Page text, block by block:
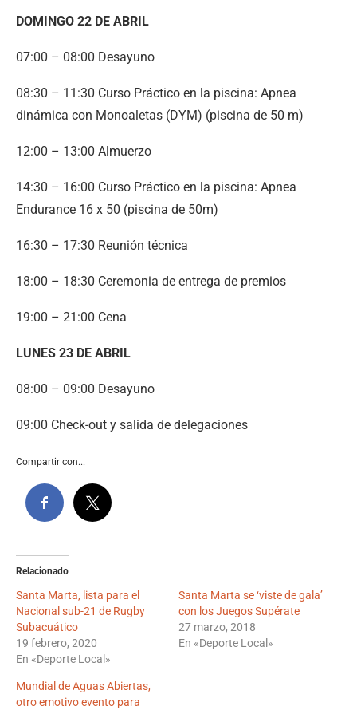
DOMINGO 22 DE ABRIL
07:00 – 08:00 Desayuno
08:30 – 11:30 Curso Práctico en la piscina: Apnea
dinámica con Monoaletas (DYM) (piscina de 50 m)
12:00 – 13:00 Almuerzo
14:30 – 16:00 Curso Práctico en la piscina: Apnea
Endurance 16 x 50 (piscina de 50m)
16:30 – 17:30 Reunión técnica
18:00 – 18:30 Ceremonia de entrega de premios
19:00 – 21:00 Cena
LUNES 23 DE ABRIL
08:00 – 09:00 Desayuno
09:00 Check-out y salida de delegaciones
Compartir con...
Relacionado
Santa Marta, lista para el
Nacional sub-21 de Rugby
Subacuático
19 febrero, 2020
En «Deporte Local»
Santa Marta se ‘viste de gala’
con los Juegos Supérate
27 marzo, 2018
En «Deporte Local»
Mundial de Aguas Abiertas,
otro emotivo evento para